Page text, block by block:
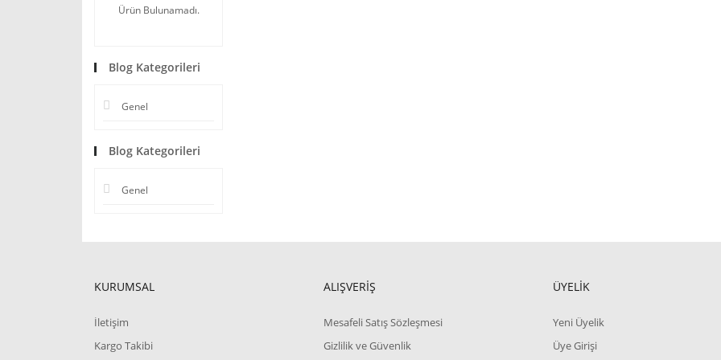
Ürün Bulunamadı.
Blog Kategorileri
Genel
Blog Kategorileri
Genel
KURUMSAL
İletişim
Kargo Takibi
ALIŞVERİŞ
Mesafeli Satış Sözleşmesi
Gizlilik ve Güvenlik
ÜYELİK
Yeni Üyelik
Üye Girişi